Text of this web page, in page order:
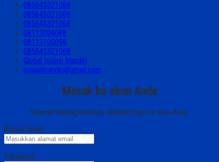
085645321068
085645321068
085645321068
08113004088
08113100098
085645321068
Global Isolasi Mandiri
isolasimandiri@gmail.com
Masuk ke akun Anda
Selamat datang kembali, silahkan login ke akun Anda.
Alamat Email
Password